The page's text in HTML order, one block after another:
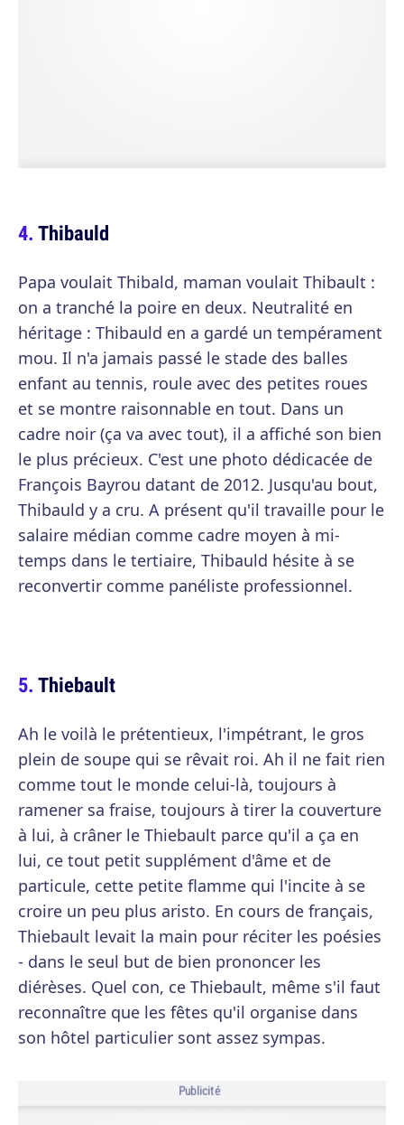
Thibauld
Papa voulait Thibald, maman voulait Thibault :
on a tranché la poire en deux. Neutralité en
héritage : Thibauld en a gardé un tempérament
mou. Il n'a jamais passé le stade des balles
enfant au tennis, roule avec des petites roues
et se montre raisonnable en tout. Dans un
cadre noir (ça va avec tout), il a affiché son bien
le plus précieux. C'est une photo dédicacée de
François Bayrou datant de 2012. Jusqu'au bout,
Thibauld y a cru. A présent qu'il travaille pour le
salaire médian comme cadre moyen à mi-
temps dans le tertiaire, Thibauld hésite à se
reconvertir comme panéliste professionnel.
Thiebault
Ah le voilà le prétentieux, l'impétrant, le gros
plein de soupe qui se rêvait roi. Ah il ne fait rien
comme tout le monde celui-là, toujours à
ramener sa fraise, toujours à tirer la couverture
à lui, à crâner le Thiebault parce qu'il a ça en
lui, ce tout petit supplément d'âme et de
particule, cette petite flamme qui l'incite à se
croire un peu plus aristo. En cours de français,
Thiebault levait la main pour réciter les poésies
- dans le seul but de bien prononcer les
diérèses. Quel con, ce Thiebault, même s'il faut
reconnaître que les fêtes qu'il organise dans
son hôtel particulier sont assez sympas.
Publicité